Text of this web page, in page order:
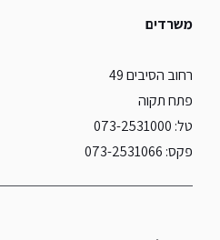
משרדים
רחוב הסיבים 49
פתח תקוה
טל: 073-2531000
פקס: 073-2531066